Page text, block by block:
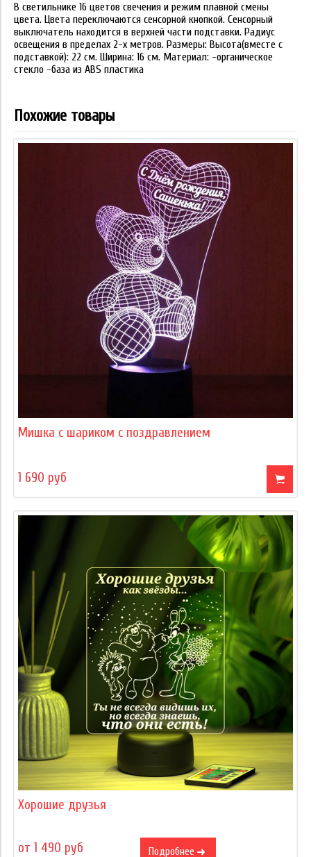
В светильнике 16 цветов свечения и режим плавной смены
цвета. Цвета переключаются сенсорной кнопкой. Сенсорный
выключатель находится в верхней части подставки. Радиус
освещения в пределах 2-х метров. Размеры: Высота(вместе с
подставкой): 22 см. Ширина: 16 см. Материал: -органическое
стекло -база из ABS пластика
Похожие товары
Мишка с шариком с поздравлением
1 690 руб
Хорошие друзья
от 1 490 руб Подробнее